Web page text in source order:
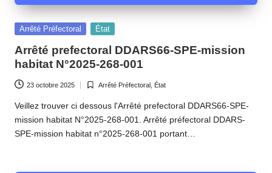
Posted
Arrêté Préfectoral État
Arrêté prefectoral DDARS66-SPE-mission
habitat N°2025-268-001
23 octobre 2025
Posted
Arrêté Préfectoral, État
Veillez trouver ci dessous l'Arrêté prefectoral DDARS66-SPE-
mission habitat N°2025-268-001. Arrêté préfectoral DDARS-
SPE-mission habitat n°2025-268-001 portant…